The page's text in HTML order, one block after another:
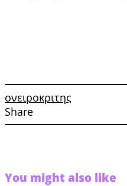
ονειροκριτης
Share
You might also like